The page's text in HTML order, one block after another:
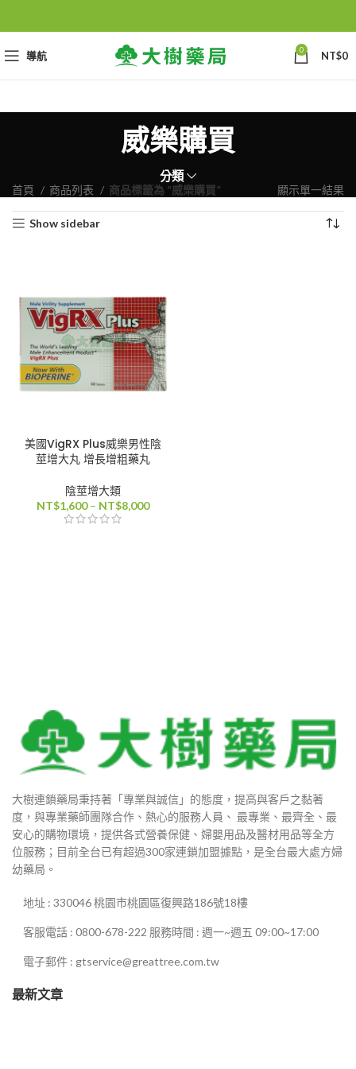
導航 0 NT$0
威樂購買
分類
首頁 商品列表 商品標籤為 “威樂購買” 顯示單一結果
Show sidebar
美國VigRX Plus威樂男性陰
莖增大丸 增長增粗藥丸
陰莖增大類
NT$1,600 – NT$8,000價
大樹連鎖藥局秉持著「專業與誠信」的態度，提高與客戶之黏著
度，與專業藥師團隊合作、熱心的服務人員、 最專業、最齊全、最
安心的購物環境，提供各式營養保健、婦嬰用品及醫材用品等全方
位服務；目前全台已有超過300家連鎖加盟據點，是全台最大處方婦
幼藥局。
地址 : 330046 桃園市桃園區復興路186號18樓
客服電話 : 0800-678-222 服務時間 : 週一~週五 09:00~17:00
電子郵件 : gtservice@greattree.com.tw
最新文章